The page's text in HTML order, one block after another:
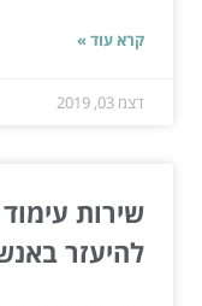
קרא עוד »
דצמ 03, 2019
שירות
להיעזר